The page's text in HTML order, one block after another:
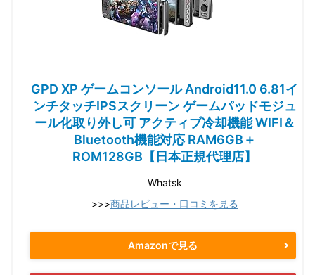
GPD XP ゲームコンソール Android11.0 6.81イ
ンチタッチIPSスクリーン ゲームパッドモジュ
ール化取り外し可 アクティブ冷却機能 WIFI＆
Bluetooth機能対応 RAM6GB＋
ROM128GB【日本正規代理店】
Whatsk
>>>商品レビュー・口コミを見る
Amazonで見る